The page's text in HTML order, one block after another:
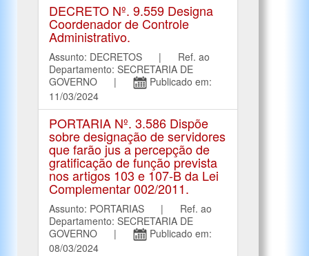
DECRETO Nº. 9.559 Designa
Coordenador de Controle
Administrativo.
Assunto: DECRETOS | Ref. ao
Departamento: SECRETARIA DE
GOVERNO |
Publicado em:
11/03/2024
PORTARIA Nº. 3.586 Dispõe
sobre designação de servidores
que farão jus a percepção de
gratificação de função prevista
nos artigos 103 e 107-B da Lei
Complementar 002/2011.
Assunto: PORTARIAS | Ref. ao
Departamento: SECRETARIA DE
GOVERNO |
Publicado em:
08/03/2024